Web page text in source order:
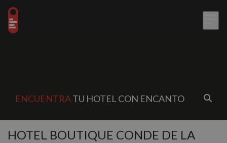
ENCUENTRATU HOTEL CON ENCANTO
HOTEL BOUTIQUE CONDE DE LA